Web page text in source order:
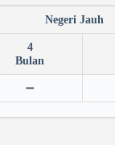
Negeri Jauh
4
Bulan
➖